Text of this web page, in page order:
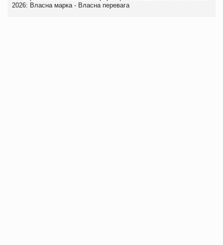
2026: Власна марка - Власна перевага